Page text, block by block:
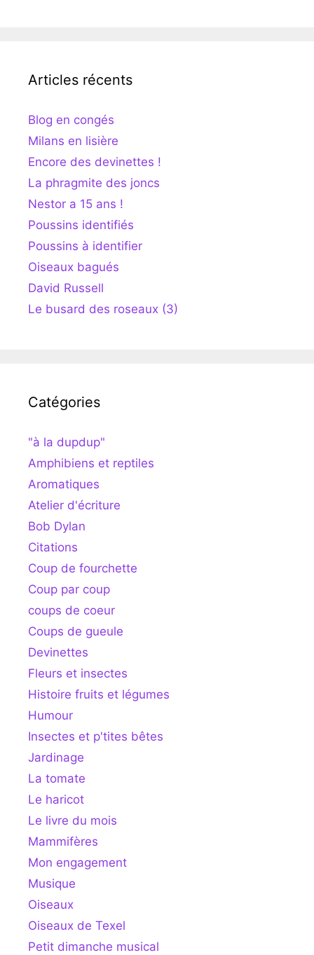
Articles récents
Blog en congés
Milans en lisière
Encore des devinettes !
La phragmite des joncs
Nestor a 15 ans !
Poussins identifiés
Poussins à identifier
Oiseaux bagués
David Russell
Le busard des roseaux (3)
Catégories
"à la dupdup"
Amphibiens et reptiles
Aromatiques
Atelier d'écriture
Bob Dylan
Citations
Coup de fourchette
Coup par coup
coups de coeur
Coups de gueule
Devinettes
Fleurs et insectes
Histoire fruits et légumes
Humour
Insectes et p'tites bêtes
Jardinage
La tomate
Le haricot
Le livre du mois
Mammifères
Mon engagement
Musique
Oiseaux
Oiseaux de Texel
Petit dimanche musical